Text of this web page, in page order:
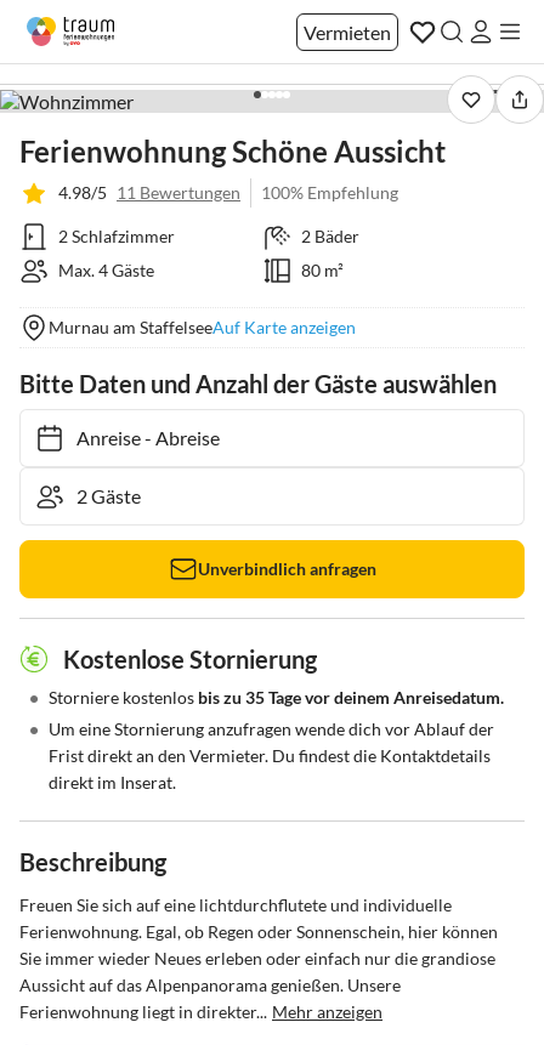
Vermieten
1 / 18
Ferienwohnung Schöne Aussicht
4.98/5 11 Bewertungen 100% Empfehlung
2 Schlafzimmer
2 Bäder
Max. 4 Gäste
80 m²
Murnau am StaffelseeAuf Karte anzeigen
Bitte Daten und Anzahl der Gäste auswählen
Anreise- Abreise
Unverbindlich anfragen
Kostenlose Stornierung
• Storniere kostenlos bis zu 35 Tage vor deinem Anreisedatum.
• Um eine Stornierung anzufragen wende dich vor Ablauf der
Frist direkt an den Vermieter. Du findest die Kontaktdetails
direkt im Inserat.
Beschreibung
Freuen Sie sich auf eine lichtdurchflutete und individuelle
Ferienwohnung. Egal, ob Regen oder Sonnenschein, hier können
Sie immer wieder Neues erleben oder einfach nur die grandiose
Aussicht auf das Alpenpanorama genießen. Unsere
Ferienwohnung liegt in direkter... Mehr anzeigen